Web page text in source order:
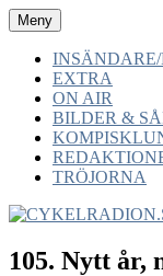
Hoppa
till
innehåll
CYKELRADION.SE
-av cyklister -för
Meny
EXTRA
ON AIR
BILDER &
TRÖJORNA
105. Nytt år,